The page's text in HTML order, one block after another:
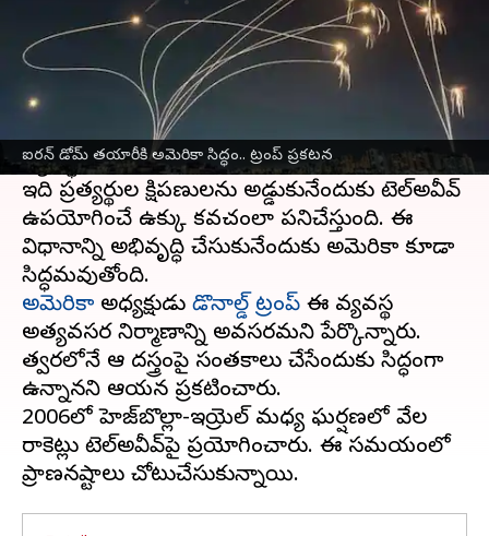
ఐరన్‌ డోమ్‌ తయారీకి అమెరికా సిద్ధం.. ట్రంప్‌ ప్రకటన
Jayachandra Akuri
ఈ వార్తాకథనం ఏంటి
ఇజ్రాయెల్‌
ఆయుధ వ్యవస్థ గురించి మాట్లాడితే, తొలి
గుర్తుకు వచ్చే విధానం దుర్భేద్యమైన ఐరన్‌ డోమ్‌
వ్యవస్థ.
ఇది ప్రత్యర్థుల క్షిపణులను అడ్డుకునేందుకు టెల్‌అవీవ్‌
ఉపయోగించే ఉక్కు కవచంలా పనిచేస్తుంది. ఈ
విధానాన్ని అభివృద్ధి చేసుకునేందుకు అమెరికా కూడా
అమెరికా అధ్యక్షుడు డొనాల్డ్‌ ట్రంప్‌ ఈ వ్యవస్థ
అత్యవసర నిర్మాణాన్ని అవసరమని పేర్కొన్నారు.
త్వరలోనే ఆ దస్త్రంపై సంతకాలు చేసేందుకు సిద్ధంగా
ఉన్నానని ఆయన ప్రకటించారు.
2006లో హెజ్‌బొల్లా-ఇజ్రాయెల్‌ మధ్య ఘర్షణలో వేల
రాకెట్లు టెల్‌అవీవ్‌పై ప్రయోగించారు. ఈ సమయంలో